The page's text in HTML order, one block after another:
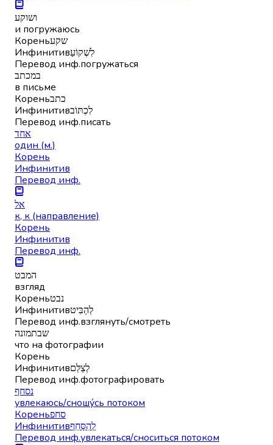
ושוקע
и погружаюсь
Кореньשקע
Инфинитивלִשְׁקוֹעַ
Перевод инф.погружаться
במכתב
в письме
Кореньכתב
Инфинитивלִכְתּוֹב
Перевод инф.писать
אחד
один (м.)
Корень
Инфинитив
Перевод инф.
אל
к, к (направление)
Корень
Инфинитив
Перевод инф.
המבט
взгляд
Кореньנבט
Инфинитивלְהַבִּיט
Перевод инф.взглянуть/смотреть
שבתמונה
что на фотографии
Корень
Инфинитивלְצַלֵּם
Перевод инф.фотографировать
נסחף
увлекаюсь/сношу́сь потоком
Кореньסחפ
Инфинитивלְהִסָּחֵף
Перевод инф.увлекаться/сноситься потоком